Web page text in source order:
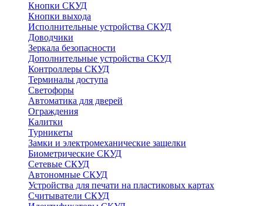
Кнопки СКУД
Кнопки выхода
Исполнительные устройства СКУД
Доводчики
Зеркала безопасности
Дополнительные устройства СКУД
Контроллеры СКУД
Терминалы доступа
Светофоры
Автоматика для дверей
Ограждения
Калитки
Турникеты
Замки и электромеханические защелки
Биометрические СКУД
Сетевые СКУД
Автономные СКУД
Устройства для печати на пластиковых картах
Считыватели СКУД